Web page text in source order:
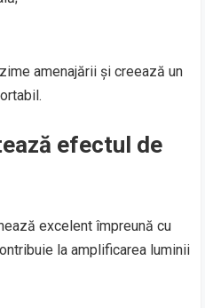
amenajării și creează un
efectul de
excelent împreună cu
la amplificarea luminii